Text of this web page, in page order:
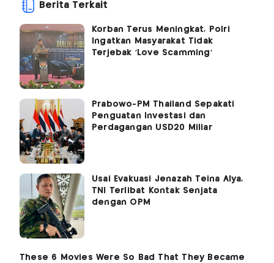
Berita Terkait
Korban Terus Meningkat, Polri
Ingatkan Masyarakat Tidak
Terjebak 'Love Scamming'
Prabowo-PM Thailand Sepakati
Penguatan Investasi dan
Perdagangan USD20 Miliar
Usai Evakuasi Jenazah Teina Alya,
TNI Terlibat Kontak Senjata
dengan OPM